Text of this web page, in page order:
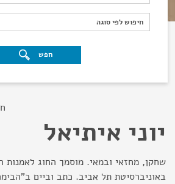
חיפוש לפי סוגה
חיפוש לפי סוגה
חפש
יוני איתיאל
שחקן, מחזאי ובמאי. מוסמך החוג לאמנות
באוניברסיטת תל אביב. כתב וביים